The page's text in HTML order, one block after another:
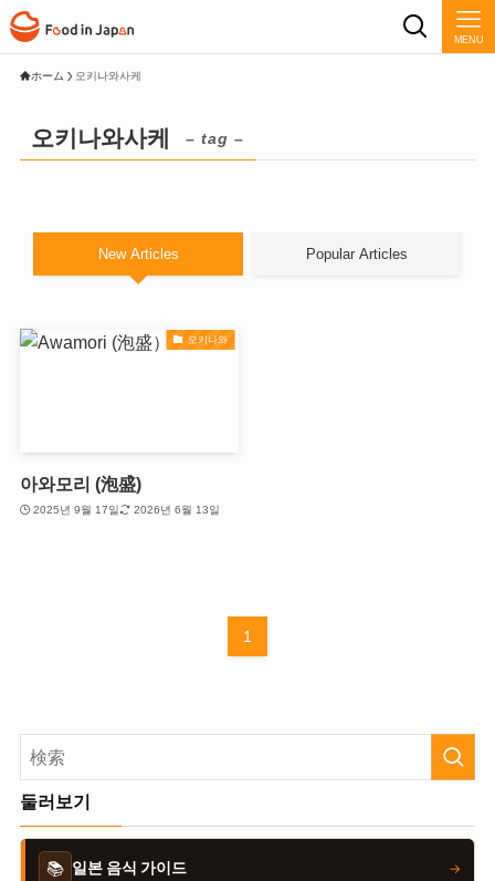
MENU
ホーム 오키나와사케
오키나와사케 – tag –
New Articles Popular Articles
오키나와
아와모리 (泡盛)
2025년 9월 17일 2026년 6월 13일
1
둘러보기
📚 일본 음식 가이드 →